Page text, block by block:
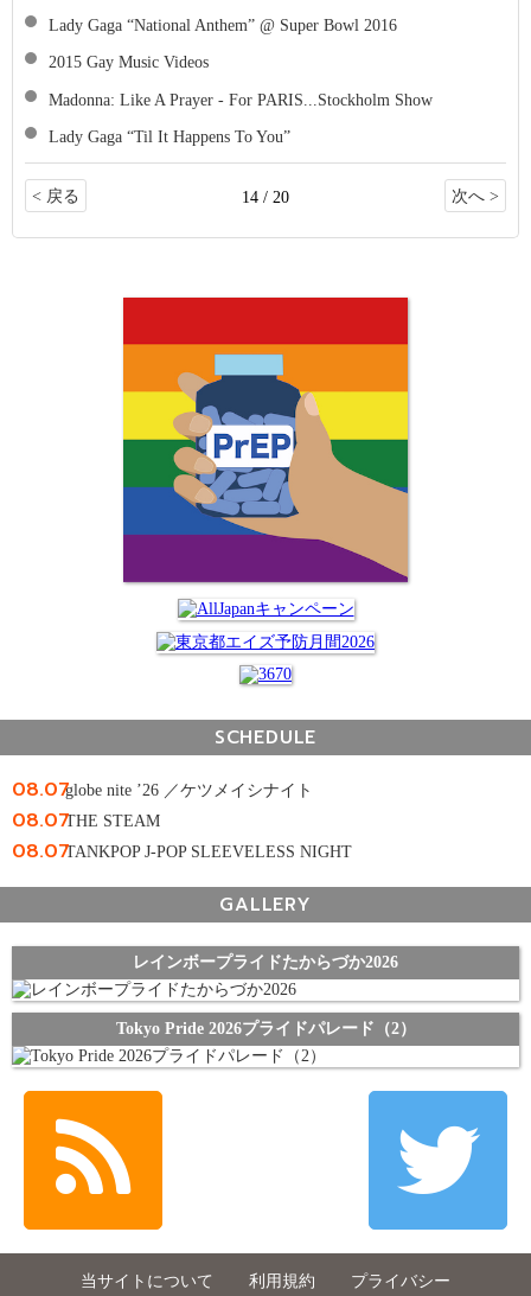
‪Lady Gaga “National Anthem‬” @ Super Bowl 2016‬
2015 Gay Music Videos
Madonna: Like A Prayer - For PARIS...Stockholm Show
Lady Gaga “Til It Happens To You”
< 戻る 14 / 20 次へ >
SCHEDULE
08.07globe nite ’26 ／ケツメイシナイト
08.07THE STEAM
08.07TANKPOP J-POP SLEEVELESS NIGHT
GALLERY
レインボープライドたからづか2026
Tokyo Pride 2026プライドパレード（2）
当サイトについて 利用規約 プライバシー